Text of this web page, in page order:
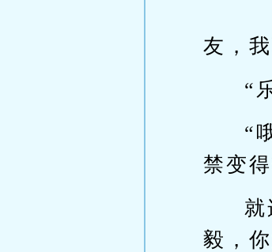
友，
“
“
禁变
就
毅，